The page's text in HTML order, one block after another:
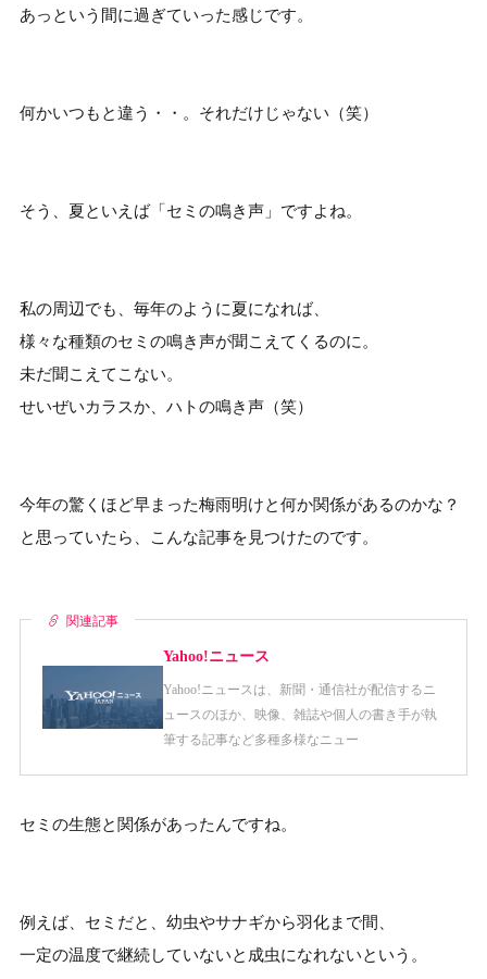
あっという間に過ぎていった感じです。
何かいつもと違う・・。それだけじゃない（笑）
そう、夏といえば「セミの鳴き声」ですよね。
私の周辺でも、毎年のように夏になれば、
様々な種類のセミの鳴き声が聞こえてくるのに。
未だ聞こえてこない。
せいぜいカラスか、ハトの鳴き声（笑）
今年の驚くほど早まった梅雨明けと何か関係があるのかな？
と思っていたら、こんな記事を見つけたのです。
関連記事
Yahoo!ニュース
Yahoo!ニュースは、新聞・通信社が配信するニ
ュースのほか、映像、雑誌や個人の書き手が執
筆する記事など多種多様なニュー
セミの生態と関係があったんですね。
例えば、セミだと、幼虫やサナギから羽化まで間、
一定の温度で継続していないと成虫になれないという。